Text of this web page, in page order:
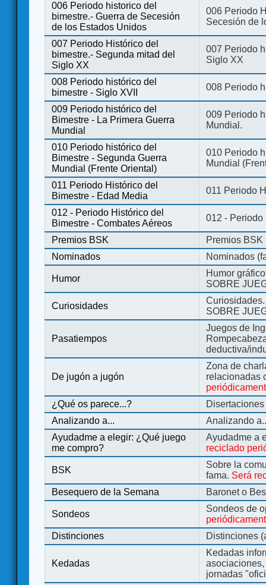
006 Periodo historico del
bimestre.- Guerra de Secesión
de los Estados Unidos
006 Periodo
Secesión de
007 Periodo Histórico del
bimestre.- Segunda mitad del
Siglo XX
007 Periodo
Siglo XX
008 Periodo histórico del
bimestre - Siglo XVII
008 Periodo
009 Periodo histórico del
Bimestre - La Primera Guerra
Mundial
009 Periodo
Mundial.
010 Periodo histórico del
Bimestre - Segunda Guerra
Mundial (Frente Oriental)
010 Periodo
Mundial
011 Periodo Histórico del
Bimestre - Edad Media
011 Periodo
012 - Periodo Histórico del
Bimestre - Combates Aéreos
012 - Periodo
Premios BSK
Premios BSK
Nominados
Nominados
Humor
Humor
SOBRE
Curiosidades
SOBRE
Pasatiempos
Juegos de
deductiva/
De jugón a jugón
Zona de
relacionadas
¿Qué os parece...?
Analizando a...
Analizando
Ayudadme a elegir: ¿Qué juego
me compro?
Ayudadme a
reciclado
BSK
Sobre la
fama. Será
Besequero de la Semana
Baronet o
Sondeos
Sondeos de
Distinciones
Distinciones
Kedadas
Kedadas
jornadas